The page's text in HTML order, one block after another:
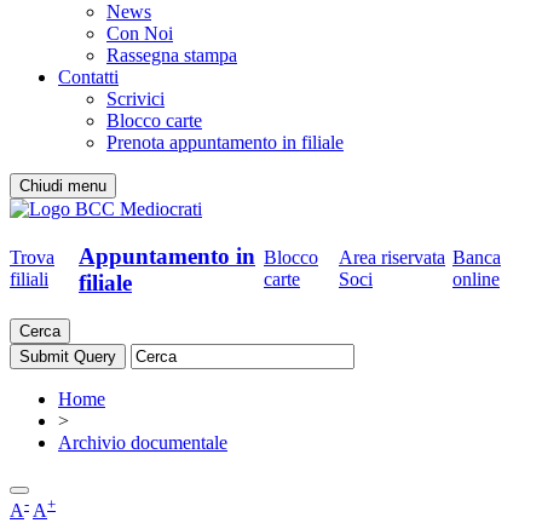
News
Con Noi
Rassegna stampa
Contatti
Scrivici
Blocco carte
Prenota appuntamento in filiale
Chiudi menu
Trova
filiali
Appuntamento in
filiale
Blocco
carte
Area riservata
Soci
Banca
online
Cerca
Home
>
Archivio documentale
A- A+